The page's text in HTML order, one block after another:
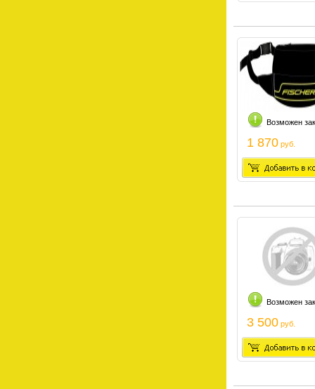
Возможен
1 870 руб.
Возможен
3 500 руб.